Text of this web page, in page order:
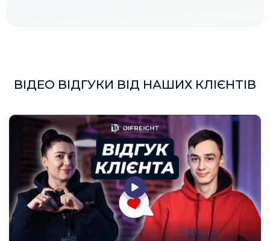
ВІДЕО ВІДГУКИ ВІД НАШИХ КЛІЄНТІВ